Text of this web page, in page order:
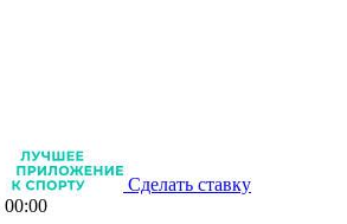
Сделать ставку
00:00